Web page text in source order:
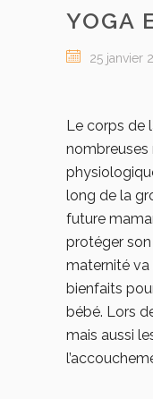
YOGA
25 janvier
Le corps de
nombreuses
long de la
future
protéger
maternité
bienfaits
bébé. Lors
mais aussi